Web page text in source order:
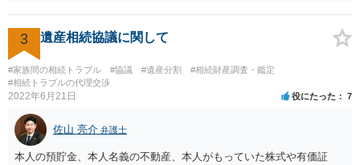
った等)、それも書くとよいです。 書かない方が良いと思うことは、遺
産分割に関係ない(と思われる)いきさつを沢山盛り込むことだと考えま
す(あくまで遺産分割に関係することに留める方が、裁判所や調停委員
の方に事情を理解してもらいやすいと思います)。
3 遺産相続協議に関して
#家族間の相続トラブル #協議 #遺産分割
#相続財産調査・鑑定
#相続トラブルの代理交渉
2022年6月21日 役にたった 7
佐山 亮介 弁護士
本人の預貯金、本人名義の不動産、本人がもっていた株式や有価証